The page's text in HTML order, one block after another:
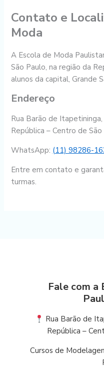
Contato e
Moda
A Escola de Moda
São Paulo, na região da
alunos da capital, Grande
Endereço
Rua Barão de Itapetininga,
República – Centro de São
WhatsApp: (11) 98286-
Entre em contato e
turmas.
Fale com a
Rua Barão de
República –
Cursos de